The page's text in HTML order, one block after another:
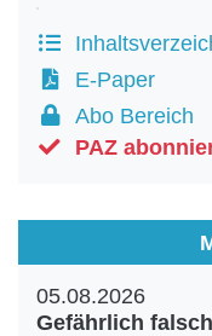
E-Paper
Abo Bereich
PAZ
05.08.2026
Gefährlich